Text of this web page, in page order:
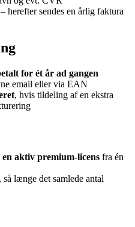
– herefter sendes en årlig faktura
for ét år ad gangen
email eller via EAN
, hvis tildeling af en ekstra
aktiv premium-licens fra én
længe det samlede antal